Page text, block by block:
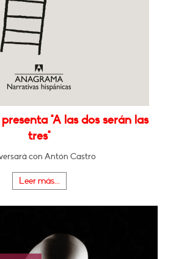
"A las dos serán las
tres"
con Antón Castro
Leer más...